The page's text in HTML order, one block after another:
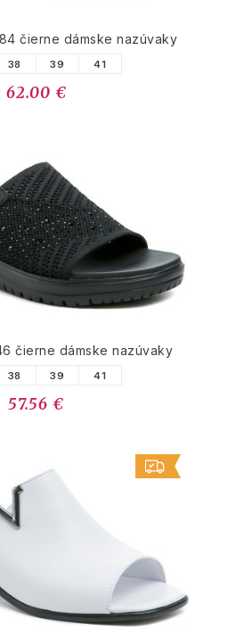
čierne dámske nazúvaky
38 39 41
62.00 €
čierne dámske nazúvaky
38 39 41
57.56 €